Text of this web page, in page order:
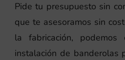
Pide tu presupuesto sin
que te asesoramos sin
la fabricación, podemos
instalación de banderolas